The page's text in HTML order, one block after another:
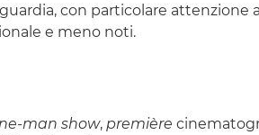
con particolare attenzione
e meno noti.
man show, première